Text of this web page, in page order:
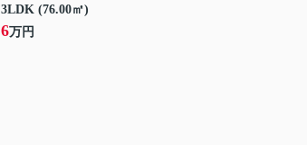
3LDK (76.00㎡)
6万円